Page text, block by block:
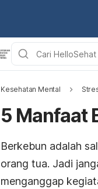
Kesehatan Mental
5 Manfaat
Berkebun adalah
orang tua. Jadi
menganggap